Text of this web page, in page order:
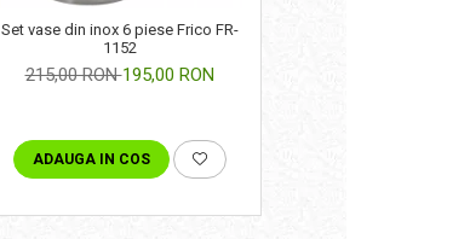
Set vase din inox 6 piese Frico FR-
1152
215,00 RON195,00 RON
ADAUGA IN COS